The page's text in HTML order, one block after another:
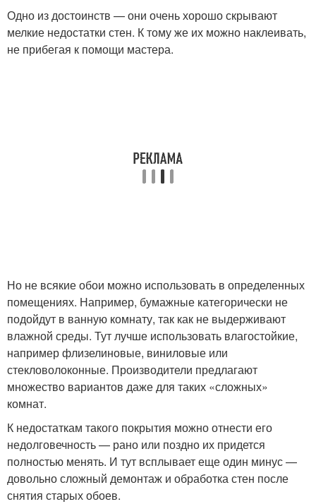
Одно из достоинств — они очень хорошо скрывают
мелкие недостатки стен. К тому же их можно наклеивать,
не прибегая к помощи мастера.
Но не всякие обои можно использовать в определенных
помещениях. Например, бумажные категорически не
подойдут в ванную комнату, так как не выдерживают
влажной среды. Тут лучше использовать влагостойкие,
например флизелиновые, виниловые или
стекловолоконные. Производители предлагают
множество вариантов даже для таких «сложных»
комнат.
К недостаткам такого покрытия можно отнести его
недолговечность — рано или поздно их придется
полностью менять. И тут всплывает еще один минус —
довольно сложный демонтаж и обработка стен после
снятия старых обоев.